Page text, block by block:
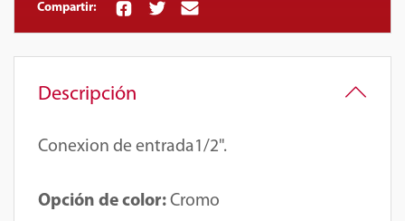
Compartir:
Descripción
Conexion de entrada1/2".
Opción de color:Cromo